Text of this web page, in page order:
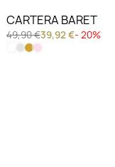
CARTERA BARET
49,90 €39,92 €- 20%